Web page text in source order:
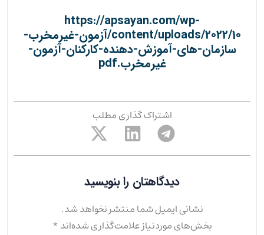
https://apsayan.com/wp-
content/uploads/2022/10/آزمون-غیرمخرب-
سازمان-های-آموزش-دهنده-کارکنان-آزمون-
غیرمخرب.pdf
اشتراک گذاری مطلب
دیدگاهتان را بنویسید
نشانی ایمیل شما منتشر نخواهد شد.
بخش‌های موردنیاز علامت‌گذاری شده‌اند *